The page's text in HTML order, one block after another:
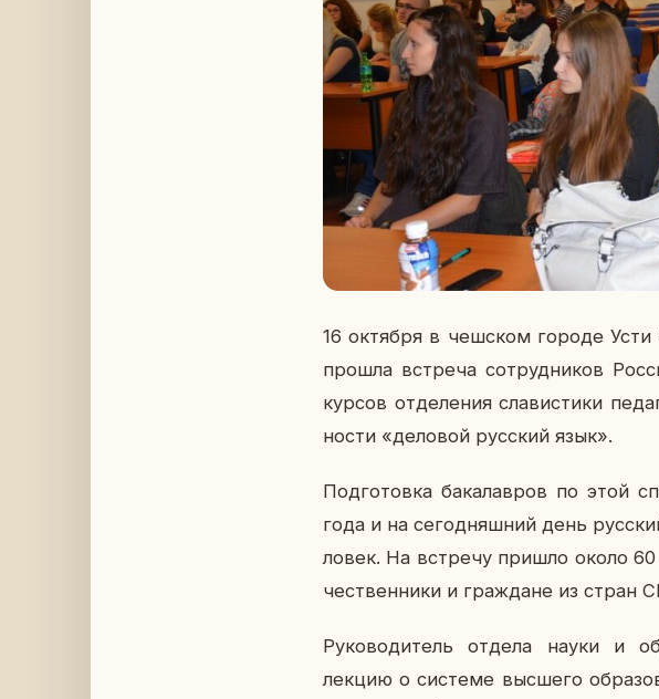
16 ок­тяб­ря в чеш­ском городе
прошла встре­ча со­труд­ни­ков
курсов от­де­ле­ния сла­ви­сти­ки
но­сти «де­ло­вой рус­ский язык».
Под­го­тов­ка ба­ка­лав­ров по этой
года и на се­го­дняш­ний день
ло­век. На встре­чу пришло около
че­ствен­ни­ки и граж­дане из стран
Ру­ко­во­ди­тель отдела науки и
лекцию о си­сте­ме выс­ше­го